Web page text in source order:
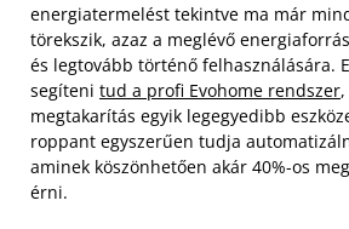
energiatermelést tekintve ma már
törekszik, azaz a meglévő
és legtovább történő felhasználására.
segíteni tud a profi Evohome rendszer
megtakarítás egyik legegyedibb
roppant egyszerűen tudja
aminek köszönhetően akár 40%-os
érni.